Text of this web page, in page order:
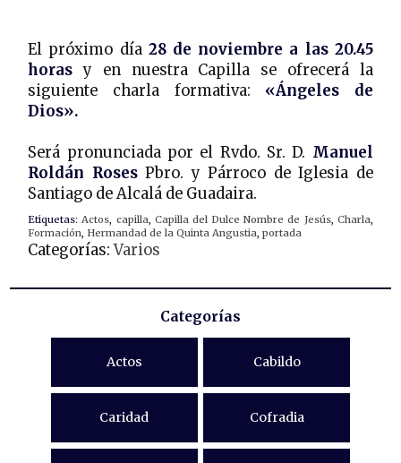
El próximo día 28 de noviembre a las 20.45
horas y en nuestra Capilla se ofrecerá la
siguiente charla formativa: «Ángeles de
Dios».
Será pronunciada por el Rvdo. Sr. D. Manuel
Roldán RosesPbro. y Párroco de Iglesia de
Santiago de Alcalá de Guadaira.
Etiquetas: Actos capilla Capilla del Dulce Nombre de Jesús, Charla
Formación Hermandad de la Quinta Angustia ,portada
Categorías:Varios
Categorías
Actos Cabildo
Caridad Cofradia